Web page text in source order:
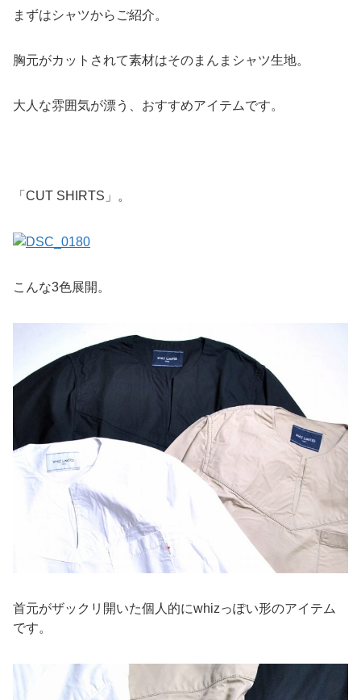
まずはシャツからご紹介。
胸元がカットされて素材はそのまんまシャツ生地。
大人な雰囲気が漂う、おすすめアイテムです。
「CUT SHIRTS」。
こんな3色展開。
首元がザックリ開いた個人的にwhizっぽい形のアイテム
です。